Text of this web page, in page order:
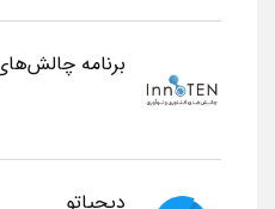
برنامه
دیجیاتو